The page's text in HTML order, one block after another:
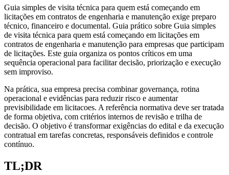
Guia simples de visita técnica para quem está começando em
licitações em contratos de engenharia e manutenção exige preparo
técnico, financeiro e documental. Guia prático sobre Guia simples
de visita técnica para quem está começando em licitações em
contratos de engenharia e manutenção para empresas que participam
de licitações. Este guia organiza os pontos críticos em uma
sequência operacional para facilitar decisão, priorização e execução
sem improviso.
Na prática, sua empresa precisa combinar governança, rotina
operacional e evidências para reduzir risco e aumentar
previsibilidade em licitacoes. A referência normativa deve ser tratada
de forma objetiva, com critérios internos de revisão e trilha de
decisão. O objetivo é transformar exigências do edital e da execução
contratual em tarefas concretas, responsáveis definidos e controle
contínuo.
TL;DR